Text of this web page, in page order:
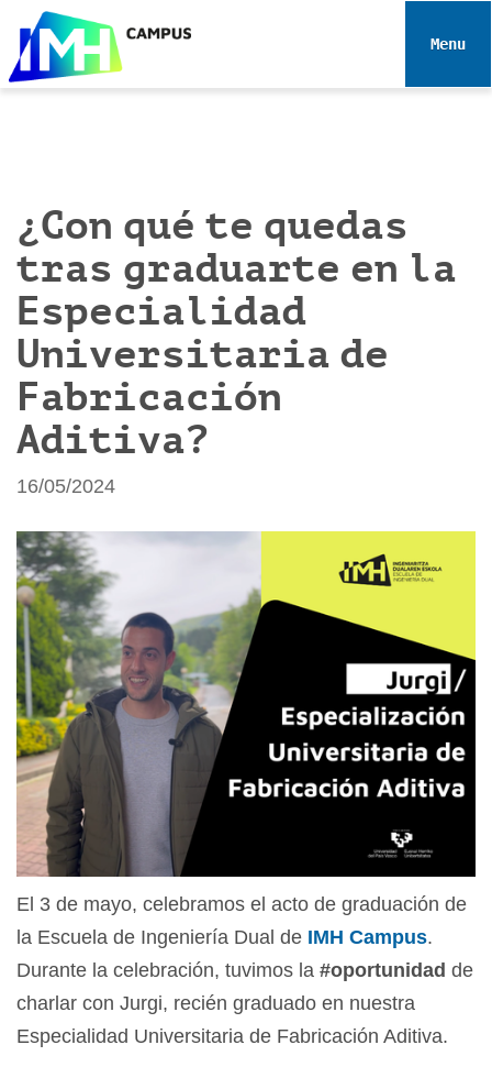
e
Toggle
¿Con qué te quedas
tras graduarte en la
Especialidad
Universitaria de
Fabricación
Aditiva?
16/05/2024
El 3 de mayo, celebramos el acto de graduación de
la Escuela de Ingeniería Dual de IMH Campus.
Durante la celebración, tuvimos la #oportunidad de
charlar con Jurgi, recién graduado en nuestra
Especialidad Universitaria de Fabricación Aditiva.